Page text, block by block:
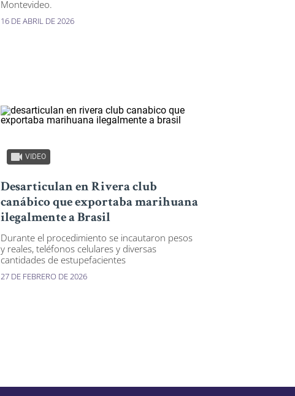
Montevideo.
16 DE ABRIL DE 2026
VIDEO
Desarticulan en Rivera club
canábico que exportaba marihuana
ilegalmente a Brasil
Durante el procedimiento se incautaron pesos
y reales, teléfonos celulares y diversas
cantidades de estupefacientes
27 DE FEBRERO DE 2026